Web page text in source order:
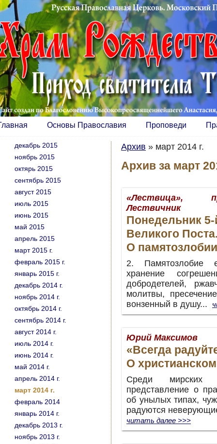
Основы Православия Проповеди
Архив » март 2014 г.
Архив за март
«Лествица»,
Лествичник
Понедельник
Великого
О памятозлобии
2. Памятозлобие
хранение
добродетелей,
молитвы,
вонзенный в душу...
Юрий Максимов
«Всегда
О
Среди мирских
представление о
об унылых типах,
радуются
читать далее >>>
декабрь 2015
ноябрь 2015
октярь 2015
сентябрь 2015
август 2015
июль 2015
июнь 2015
май 2015
апрель 2015
март 2015 г.
февраль 2015 г.
январь 2015 г.
декабрь 2014 г.
ноябрь 2014 г.
октябрь 2014 г.
сентябрь 2014 г.
август 2014 г.
июль 2014 г.
июнь 2014 г.
май 2014 г.
апрель 2014 г.
март 2014 г.
февраль 2014
январь 2014 г.
декабрь 2013 г.
ноябрь 2013 г.